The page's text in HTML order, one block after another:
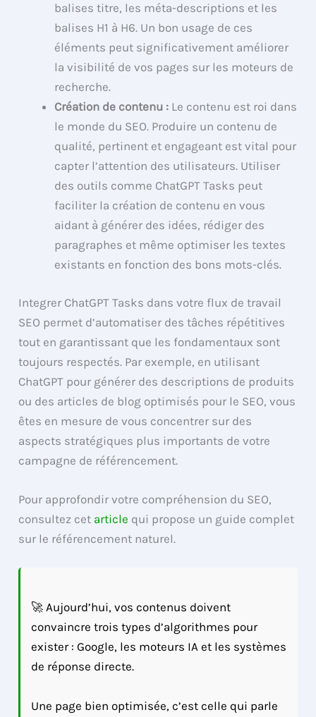
balises titre, les méta-descriptions et les
balises H1 à H6. Un bon usage de ces
éléments peut significativement améliorer
la visibilité de vos pages sur les moteurs de
recherche.
Création de contenu : Le contenu est roi dans
le monde du SEO. Produire un contenu de
qualité, pertinent et engageant est vital pour
capter l’attention des utilisateurs. Utiliser
des outils comme ChatGPT Tasks peut
faciliter la création de contenu en vous
aidant à générer des idées, rédiger des
paragraphes et même optimiser les textes
existants en fonction des bons mots-clés.
Integrer ChatGPT Tasks dans votre flux de travail
SEO permet d’automatiser des tâches répétitives
tout en garantissant que les fondamentaux sont
toujours respectés. Par exemple, en utilisant
ChatGPT pour générer des descriptions de produits
ou des articles de blog optimisés pour le SEO, vous
êtes en mesure de vous concentrer sur des
aspects stratégiques plus importants de votre
campagne de référencement.
Pour approfondir votre compréhension du SEO,
consultez cet article qui propose un guide complet
sur le référencement naturel.
🚀 Aujourd’hui, vos contenus doivent
convaincre trois types d’algorithmes pour
exister : Google, les moteurs IA et les systèmes
de réponse directe.
Une page bien optimisée, c’est celle qui parle